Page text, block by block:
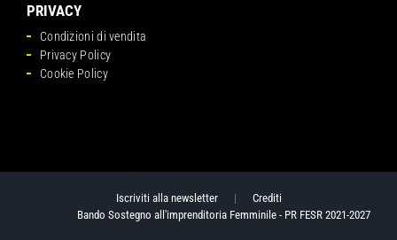
PRIVACY
Condizioni di vendita
Privacy Policy
Cookie Policy
Iscriviti alla newsletter| Crediti
Bando Sostegno all'imprenditoria Femminile - PR FESR 2021-2027